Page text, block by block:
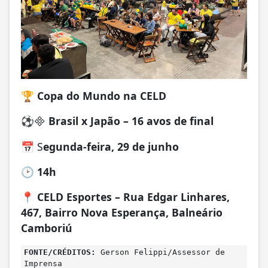
🏆 Copa do Mundo na CELD
⚽ Brasil x Japão – 16 avos de final
📅 Segunda-feira, 29 de junho
🕑 14h
📍 CELD Esportes – Rua Edgar Linhares,
467, Bairro Nova Esperança, Balneário
Camboriú
FONTE/CRÉDITOS:
Gerson Felippi/Assessor de
Imprensa